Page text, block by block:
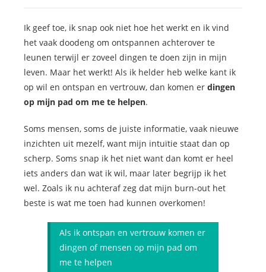
Ik geef toe, ik snap ook niet hoe het werkt en ik vind
het vaak doodeng om ontspannen achterover te
leunen terwijl er zoveel dingen te doen zijn in mijn
leven. Maar het werkt! Als ik helder heb welke kant ik
op wil en ontspan en vertrouw, dan komen er dingen
op mijn pad om me te helpen.
Soms mensen, soms de juiste informatie, vaak nieuwe
inzichten uit mezelf, want mijn intuïtie staat dan op
scherp. Soms snap ik het niet want dan komt er heel
iets anders dan wat ik wil, maar later begrijp ik het
wel. Zoals ik nu achteraf zeg dat mijn burn-out het
beste is wat me toen had kunnen overkomen!
Als ik ontspan en vertrouw komen er
dingen of mensen op mijn pad om
me te helpen